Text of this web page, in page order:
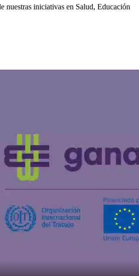
nuestras iniciativas en Salud, Educación